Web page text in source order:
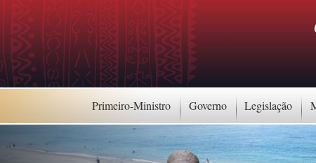
Primeiro-Ministro Governo Legislação